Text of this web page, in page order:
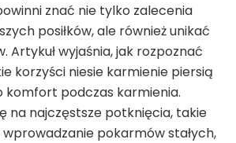
znać nie tylko zalecenia
posiłków, ale również unikać
Artykuł wyjaśnia, jak rozpoznać
korzyści niesie karmienie piersią
komfort podczas karmienia.
na najczęstsze potknięcia, takie
pokarmów stałych,